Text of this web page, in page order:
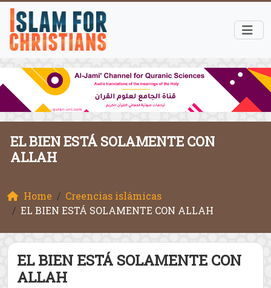
EL BIEN ESTÁ SOLAMENTE CON
ALLAH
Home
Creencias islámicas
EL BIEN ESTÁ SOLAMENTE CON ALLAH
EL BIEN ESTÁ SOLAMENTE CON
ALLAH